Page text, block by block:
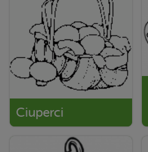
Ciuperci